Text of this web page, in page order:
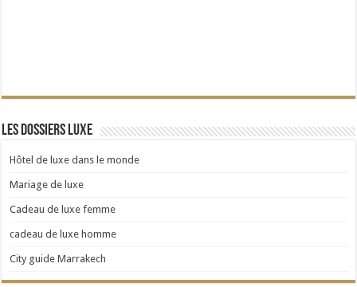
Les dossiers Luxe
Hôtel de luxe dans le monde
Mariage de luxe
Cadeau de luxe femme
cadeau de luxe homme
City guide Marrakech